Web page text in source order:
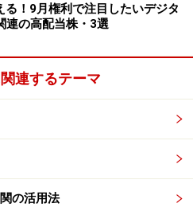
券1000円分プレゼント
る！9月権利で注目したいデジタ
連の高配当株・3選
連するテーマ
の活用法